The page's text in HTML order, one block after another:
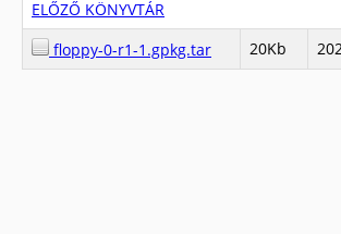
ELŐZŐ KÖNYVTÁR
floppy-0-r1-1.gpkg.tar
20Kb